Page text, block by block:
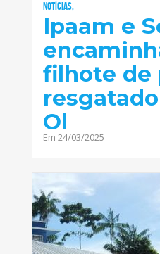
Notícias,
Ipaam e
filhote de
Ol
Em 24/03/2025